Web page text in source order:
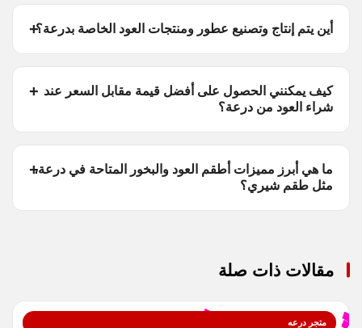
أين يتم إنتاج وتصنيع عطور ومنتجات العود الخاصة بدرعة؟
كيف يمكنني الحصول على أفضل قيمة مقابل السعر عند
شراء العود من درعة؟
ما هي أبرز مميزات أطقم العود والبخور المتاحة في درعة،
مثل طقم شيري؟
مقالات ذات صلة
متجر درعه